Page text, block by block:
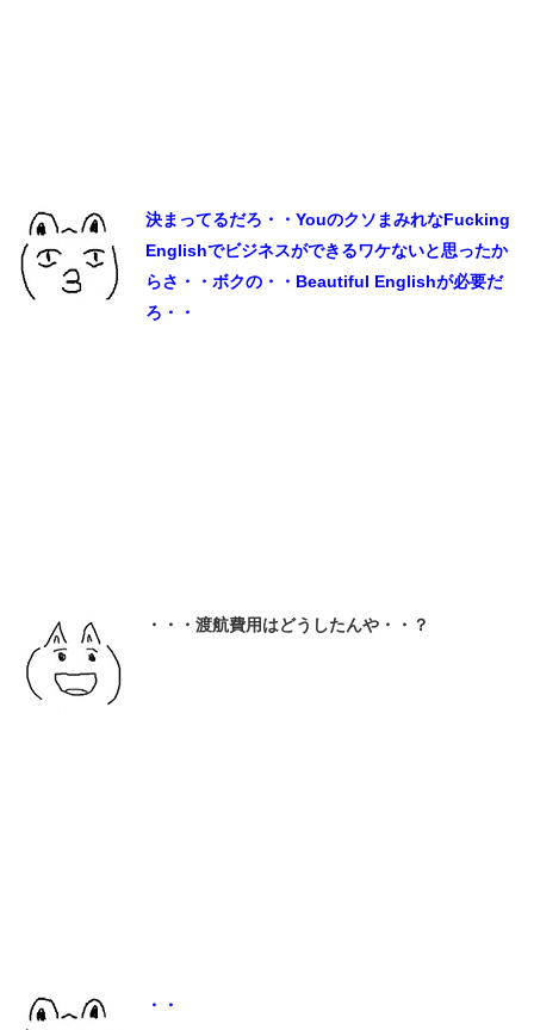
決まってるだろ・・YouのクソまみれなFucking
Englishでビジネスができるワケないと思ったか
らさ・・ボクの・・Beautiful Englishが必要だ
ろ・・
・・・渡航費用はどうしたんや・・？
・・